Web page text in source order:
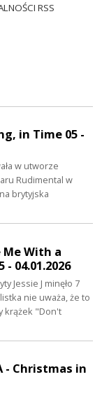
RSS
in Time 05 -
w utworze
Rudimental w
brytyjska
Me With a
- 04.01.2026
Jessie J minęło 7
nie uważa, że to
krążek "Don't
- Christmas in